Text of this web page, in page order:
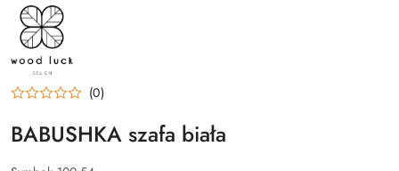
NAZWA
PRODUCENTA:
WOOD
LUCK
DESIGN
(0)
BABUSHKA szafa biała